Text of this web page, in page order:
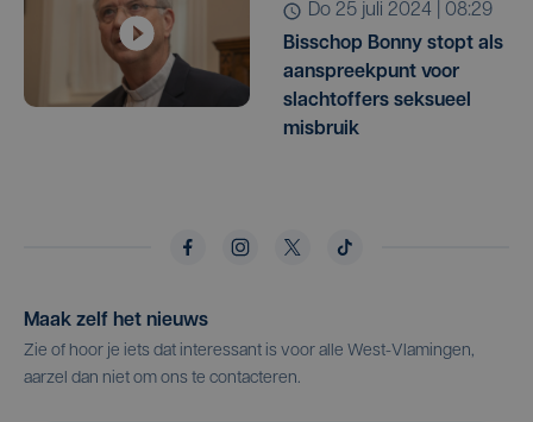
do 25 juli 2024 | 08:29
Bisschop Bonny stopt als
aanspreekpunt voor
slachtoffers seksueel
misbruik
Maak zelf het nieuws
Zie of hoor je iets dat interessant is voor alle West-Vlamingen,
aarzel dan niet om ons te contacteren.